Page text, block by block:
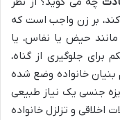
بر زن واجب است که
حیض یا نفاس، یا
جلوگیری از گناه،
خانواده وضع شده
جنسی یک نیاز طبیعی
اخلاقی و تزلزل خانواده